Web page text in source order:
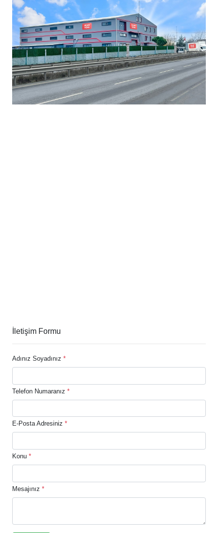
İletişim Formu
Adınız Soyadınız *
Telefon Numaranız *
E-Posta Adresiniz *
Konu *
Mesajınız *